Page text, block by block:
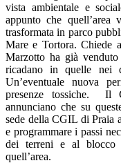
vista ambientale e
appunto che quell’area
trasformata in parco
Mare e Tortora. Chiede
Marzotto ha già venduto
ricadano in quelle nei
Un’eventuale nuova
presenze tossiche. Il
annunciano che su
sede della CGIL di Praia
e programmare i passi
dei terreni e al blocco
quell’area.